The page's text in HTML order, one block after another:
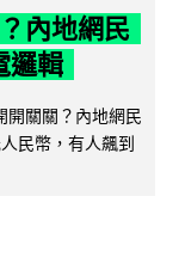
內地網民
邏輯
開關關？內地網民
民幣，有人飆到